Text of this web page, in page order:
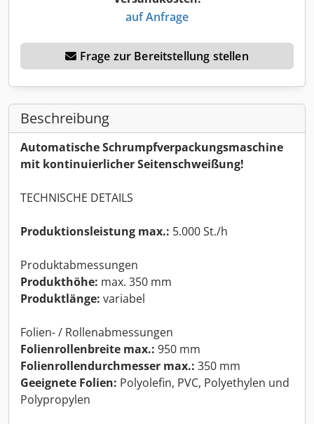
auf Anfrage
Frage zur Bereitstellung stellen
Beschreibung
Automatische Schrumpfverpackungsmaschine
mit kontinuierlicher Seitenschweißung!
TECHNISCHE DETAILS
Produktionsleistung max.: 5.000 St./h
Produktabmessungen
Produkthöhe: max. 350 mm
Produktlänge: variabel
Folien- / Rollenabmessungen
Folienrollenbreite max.: 950 mm
Folienrollendurchmesser max.: 350 mm
Geeignete Folien: Polyolefin, PVC, Polyethylen und
Polypropylen